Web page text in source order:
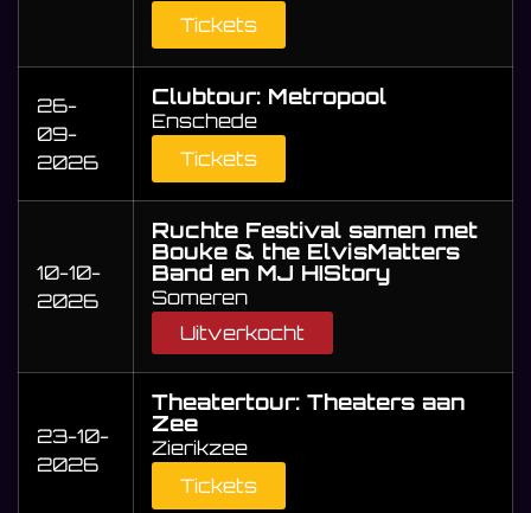
Tickets
26-
09-
2026
Clubtour: Metropool
Enschede
Tickets
10-10-
2026
Ruchte Festival samen met
Bouke & the ElvisMatters
Band en MJ HIStory
Someren
Uitverkocht
23-10-
2026
Theatertour: Theaters aan
Zee
Zierikzee
Tickets